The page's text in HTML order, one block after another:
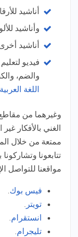
أناشيد
وأناشيد
أناشيد
فيديو
والضم،
اللغة
وغيرهما من
الغني بالأفكار
ممتعة من خلال
تتابعونا
مواقعنا للتواصل
فيس بوك.
تويتر .
انستقرام.
تليجرام.